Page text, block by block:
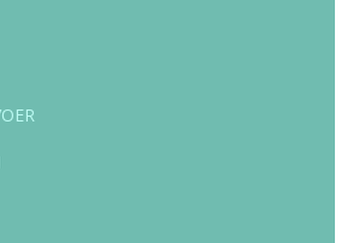
en matrasbeschermers
Babyfoons